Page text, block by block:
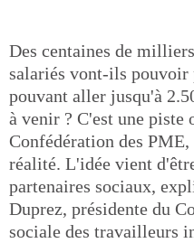
Des centaines de
salariés vont-ils
pouvant aller jusqu'à
à venir ? C'est une piste
Confédération des
réalité. L'idée vient
partenaires sociaux,
Duprez, présidente du
sociale des travailleurs